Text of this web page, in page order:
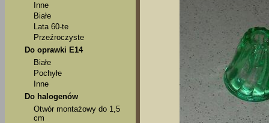
Inne
Białe
Lata 60-te
Przeźroczyste
Do oprawki E14
Białe
Pochyłe
Inne
Do halogenów
Otwór montażowy do 1,5
cm